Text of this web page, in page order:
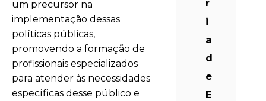
r
i
a
d
e
E
um precursor na
implementação dessas
políticas públicas,
promovendo a formação de
profissionais especializados
para atender às necessidades
específicas desse público e